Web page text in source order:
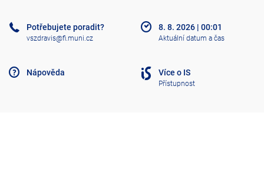
A
Potřebujete poradit?
vszdravis@fi.muni.cz
Nápověda
8. 8. 2026 | 00:01
Aktuální datum a čas
Více o IS
Přístupnost